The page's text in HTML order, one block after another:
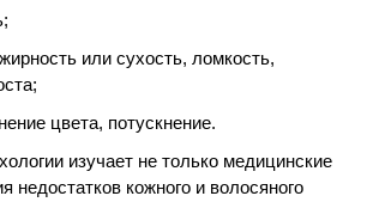
или сухость, ломкость,
цвета, потускнение.
изучает не только медицинские
недостатков кожного и волосяного